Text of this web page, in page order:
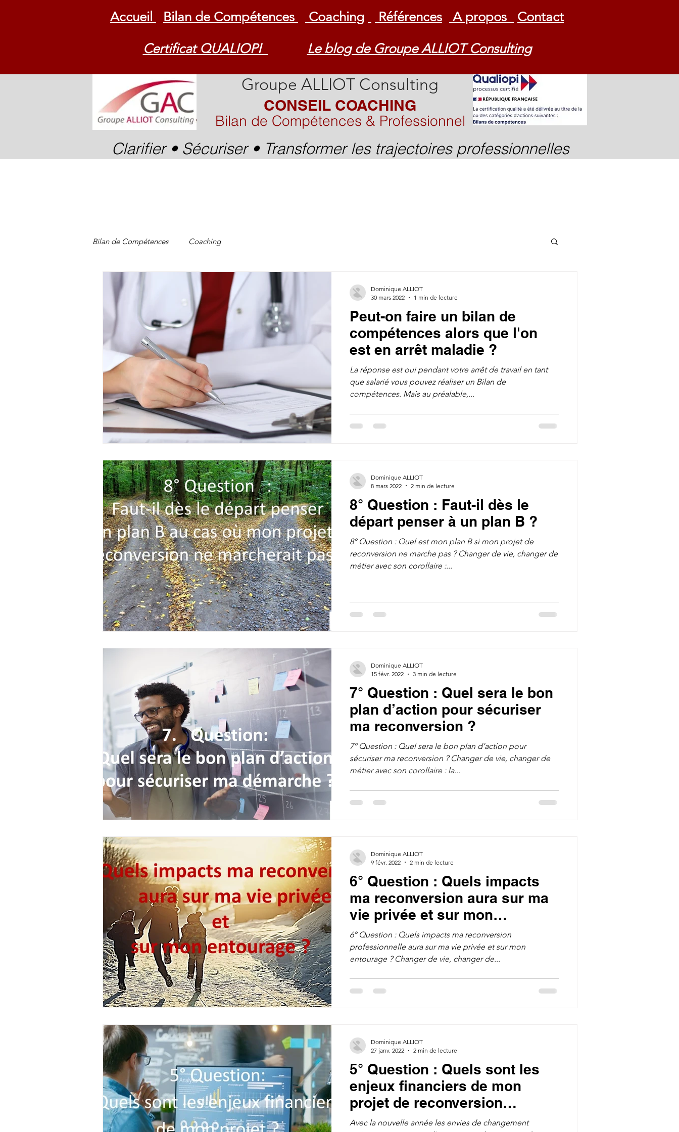
Accueil Bilan de Compétences Coaching Références A propos Contact
Certificat QUALIOPI Le blog de Groupe ALLIOT Consulting
Groupe ALLIOT Consulting
CONSEIL COACHING​
​Bilan de Compétences & Professionnel
Clarifier • Sécuriser • Transformer les trajectoires professionnelles
Bilan de Compétences Coaching
Peut-on faire un bilan de
compétences alors que l'on
est en arrêt maladie ?
La réponse est oui pendant votre arrêt de travail en tant
que salarié vous pouvez réaliser un Bilan de
compétences. Mais au préalable,...
Dominique ALLIOT
30 mars 2022
1 min de lecture
8° Question : Faut-il dès le
départ penser à un plan B ?
8° Question : Quel est mon plan B si mon projet de
reconversion ne marche pas ? Changer de vie, changer de
métier avec son corollaire :...
Dominique ALLIOT
8 mars 2022
2 min de lecture
7° Question : Quel sera le bon
plan d’action pour sécuriser
ma reconversion ?
7° Question : Quel sera le bon plan d’action pour
sécuriser ma reconversion ? Changer de vie, changer de
métier avec son corollaire : la...
Dominique ALLIOT
15 févr. 2022
3 min de lecture
6° Question : Quels impacts
ma reconversion aura sur ma
vie privée et sur mon
entourage ?
6° Question : Quels impacts ma reconversion
professionnelle aura sur ma vie privée et sur mon
entourage ? Changer de vie, changer de...
Dominique ALLIOT
9 févr. 2022
2 min de lecture
5° Question : Quels sont les
enjeux financiers de mon
projet de reconversion
professionnelle ?
Avec la nouvelle année les envies de changement
Dominique ALLIOT
27 janv. 2022
2 min de lecture